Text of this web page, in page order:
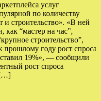
услуг
по количеству
и строительство». «В ней
как “мастер на час”,
строительство”,
году рост спроса
19%», — сообщили
рост спроса
[…]